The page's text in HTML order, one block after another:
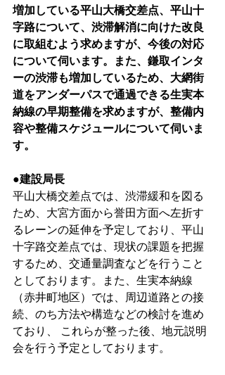
増加している平山大橋交差点、平山十
字路について、渋滞解消に向けた改良
に取組むよう求めますが、今後の対応
について伺います。また、鎌取インタ
ーの渋滞も増加しているため、大網街
道をアンダーパスで通過できる生実本
納線の早期整備を求めますが、整備内
容や整備スケジュールについて伺いま
す。
●建設局長
平山大橋交差点では、渋滞緩和を図る
ため、大宮方面から誉田方面へ左折す
るレーンの延伸を予定しており、平山
十字路交差点では、現状の課題を把握
するため、交通量調査などを行うこと
としております。また、生実本納線
（赤井町地区）では、周辺道路との接
続、のち方法や構造などの検討を進め
ており、 これらが整った後、地元説明
会を行う予定としております。